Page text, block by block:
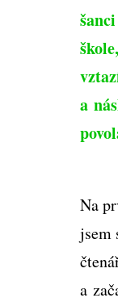
a
Na
jsem
a